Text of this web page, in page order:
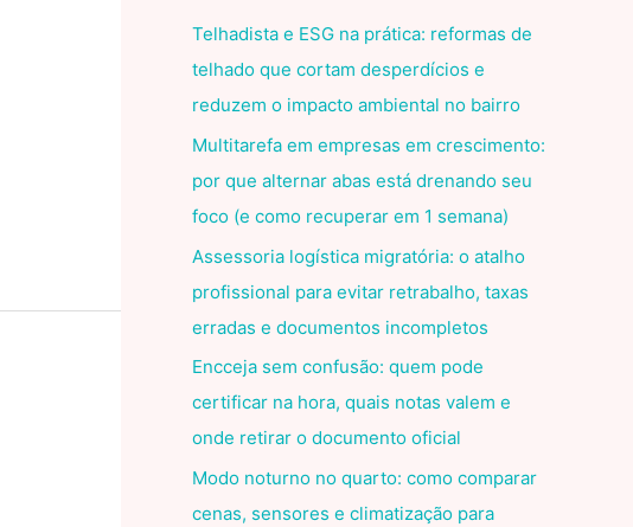
Telhadista e ESG na prática: reformas de
telhado que cortam desperdícios e
reduzem o impacto ambiental no bairro
Multitarefa em empresas em crescimento:
por que alternar abas está drenando seu
foco (e como recuperar em 1 semana)
Assessoria logística migratória: o atalho
profissional para evitar retrabalho, taxas
erradas e documentos incompletos
Encceja sem confusão: quem pode
certificar na hora, quais notas valem e
onde retirar o documento oficial
Modo noturno no quarto: como comparar
cenas, sensores e climatização para